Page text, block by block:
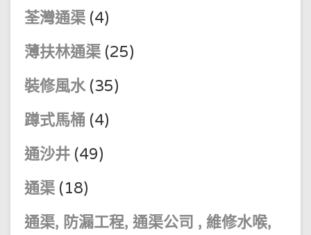
荃灣通渠 (4)
薄扶林通渠 (25)
裝修風水(35)
蹲式馬桶 (4)
通沙井 (49)
通渠 (18)
通渠, 防漏工程, 通渠公司 , 維修水喉,